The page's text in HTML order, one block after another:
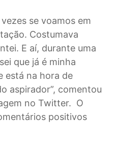
se voamos em
Costumava
E aí, durante uma
que já é minha
está na hora de
aspirador”, comentou
no Twitter. O
positivos